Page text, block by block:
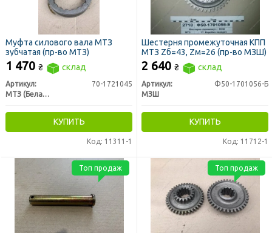
Муфта силового вала МТЗ
зубчатая (пр-во МТЗ)
1 470 ₴ склад
Артикул:
70-1721045
МТЗ (Беларусь)
КУПИТЬ
Код: 11311-1
Шестерня промежуточная КПП
МТЗ Zб=43, Zм=26 (пр-во МЗШ)
2 640 ₴ склад
Артикул:
Ф50-1701056-Б
МЗШ
КУПИТЬ
Код: 11712-1
Топ продаж Топ продаж